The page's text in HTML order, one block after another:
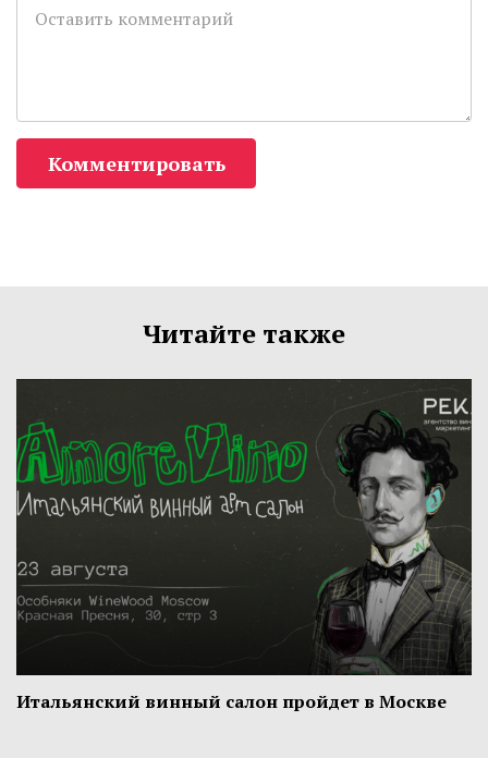
Комментировать
Читайте также
Итальянский винный салон пройдет в Москве